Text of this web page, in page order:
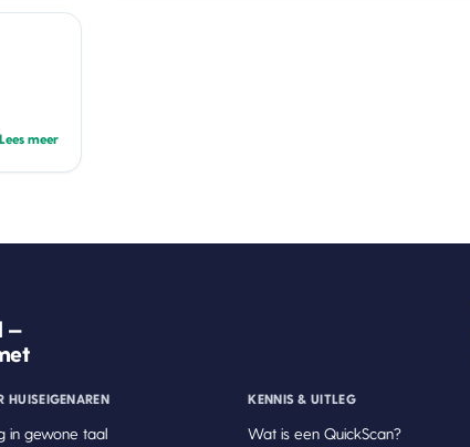
Lees meer
—
HUISEIGENAREN
in gewone taal
KENNIS & UITLEG
Wat is een QuickScan?